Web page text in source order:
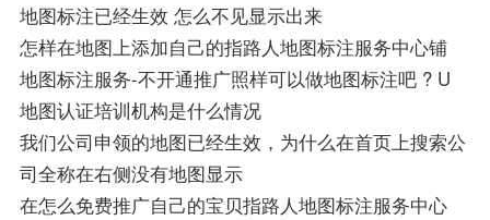
地图标注已经生效 怎么不见显示出来
怎样在地图上添加自己的指路人地图标注服务中心铺
地图标注服务-不开通推广照样可以做地图标注吧 ? U
地图认证培训机构是什么情况
我们公司申领的地图已经生效，为什么在首页上搜索公
司全称在右侧没有地图显示
在怎么免费推广自己的宝贝指路人地图标注服务中心